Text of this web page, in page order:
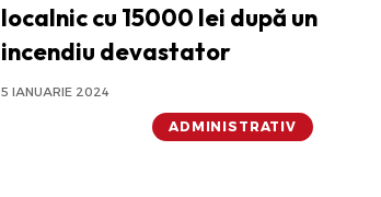
localnic cu 15000 lei după un
incendiu devastator
5 IANUARIE 2024
ADMINISTRATIV